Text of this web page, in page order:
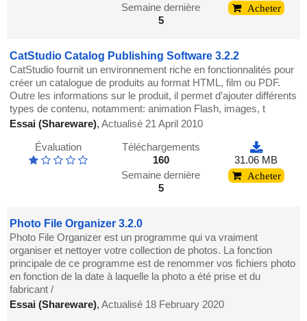
Semaine dernière
5
Acheter
CatStudio Catalog Publishing Software 3.2.2
CatStudio fournit un environnement riche en fonctionnalités pour
créer un catalogue de produits au format HTML, film ou PDF.
Outre les informations sur le produit, il permet d’ajouter différents
types de contenu, notamment: animation Flash, images, t
Essai (Shareware),Actualisé 21 April 2010
Évaluation
Téléchargements
160
Semaine dernière
5
31.06 MB
Acheter
Photo File Organizer 3.2.0
Photo File Organizer est un programme qui va vraiment
organiser et nettoyer votre collection de photos. La fonction
principale de ce programme est de renommer vos fichiers photo
en fonction de la date à laquelle la photo a été prise et du
fabricant /
Essai (Shareware),Actualisé 18 February 2020